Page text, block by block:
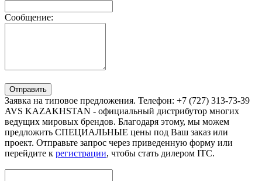
Сообщение:
Отправить
Заявка на типовое предложения. Телефон: +7 (727) 313-73-39
AVS KAZAKHSTAN - официальный дистрибутор многих
ведущих мировых брендов. Благодаря этому, мы можем
предложить СПЕЦИАЛЬНЫЕ цены под Ваш заказ или
проект. Отправьте запрос через приведенную форму или
перейдите к регистрации, чтобы стать дилером ITC.